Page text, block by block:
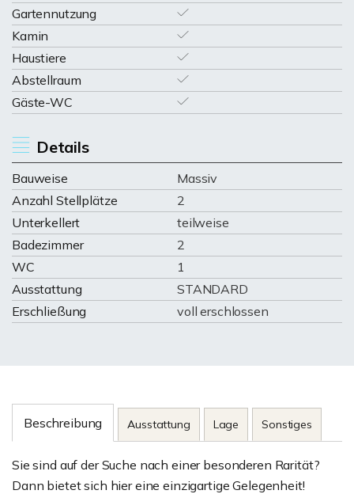
Gartennutzung
Kamin
Haustiere
Abstellraum
Gäste-WC
Details
Bauweise
Massiv
Anzahl Stellplätze
2
Unterkellert
teilweise
Badezimmer
2
WC
1
Ausstattung
STANDARD
Erschließung
voll erschlossen
Beschreibung Ausstattung Lage Sonstiges
Sie sind auf der Suche nach einer besonderen Rarität?
Dann bietet sich hier eine einzigartige Gelegenheit!